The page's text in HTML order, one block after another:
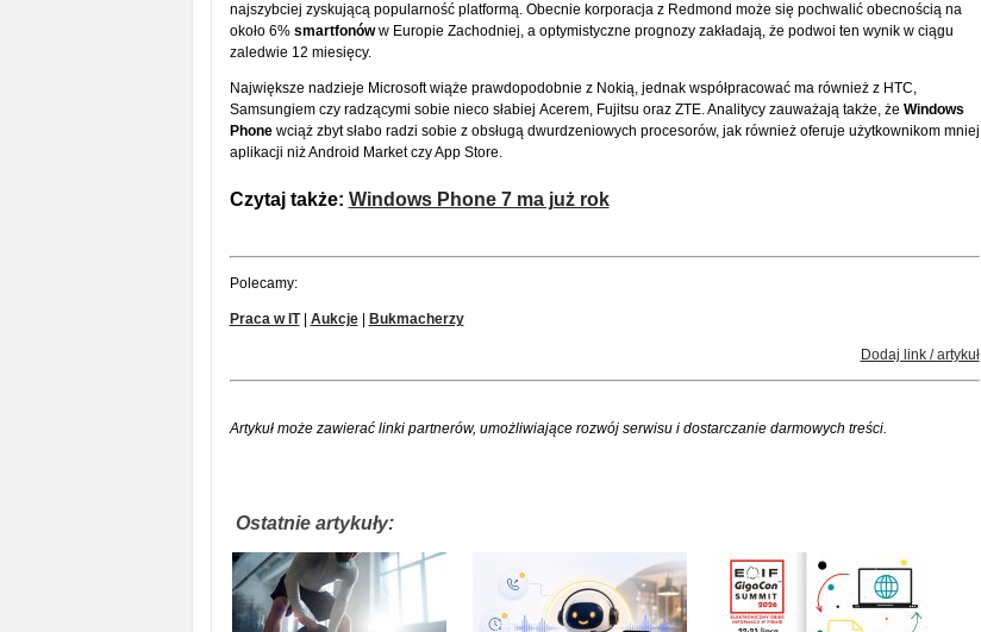
najszybciej zyskującą popularność platformą. Obecnie korporacja z Redmond może się pochwalić obecnością na
około 6% smartfonóww Europie Zachodniej, a optymistyczne prognozy zakładają, że podwoi ten wynik w ciągu
zaledwie 12 miesięcy.
Największe nadzieje Microsoft wiąże prawdopodobnie z Nokią, jednak współpracować ma również z HTC,
Samsungiem czy radzącymi sobie nieco słabiej Acerem, Fujitsu oraz ZTE. Analitycy zauważają także, że Windows
Phonewciąż zbyt słabo radzi sobie z obsługą dwurdzeniowych procesorów, jak również oferuje użytkownikom mniej
aplikacji niż Android Market czy App Store.
Czytaj także: Windows Phone 7 ma już rok
Polecamy:
Praca w IT| Aukcje| Bukmacherzy
Dodaj link / artykuł
Artykuł może zawierać linki partnerów, umożliwiające rozwój serwisu i dostarczanie darmowych treści.
Ostatnie artykuły: